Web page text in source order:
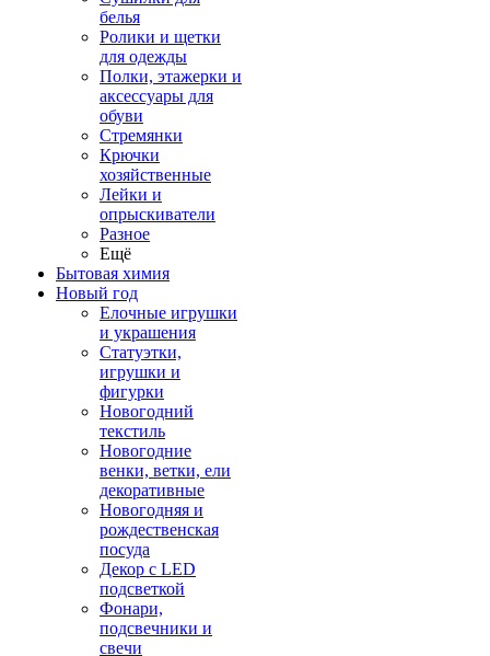
белья
Ролики и щетки
для одежды
Полки, этажерки и
аксессуары для
обуви
Стремянки
Крючки
хозяйственные
Лейки и
опрыскиватели
Разное
Ещё
Бытовая химия
Новый год
Елочные игрушки
и украшения
Статуэтки,
игрушки и
фигурки
Новогодний
текстиль
Новогодние
венки, ветки, ели
декоративные
Новогодняя и
рождественская
посуда
Декор с LED
подсветкой
Фонари,
подсвечники и
свечи